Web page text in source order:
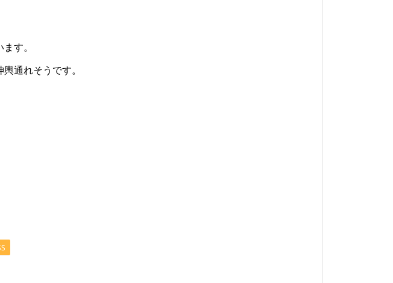
す。
通れそうです。